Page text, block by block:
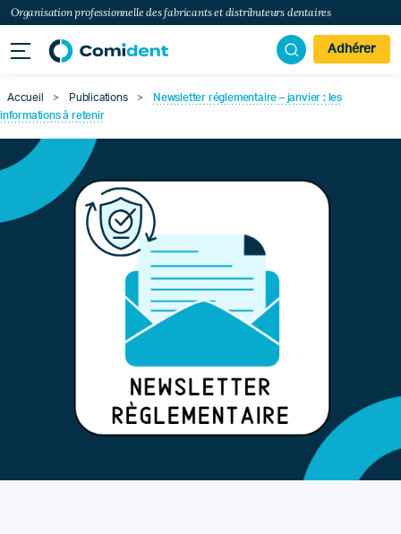
Organisation professionnelle des fabricants et distributeurs dentaires
Adhérer
Accueil > Publications >
Newsletter réglementaire – janvier : les
informations à retenir